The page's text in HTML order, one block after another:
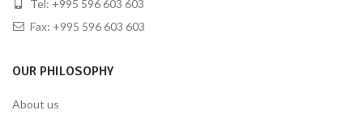
Tel: +995 596 603 603
Fax: +995 596 603 603
OUR PHILOSOPHY
About us